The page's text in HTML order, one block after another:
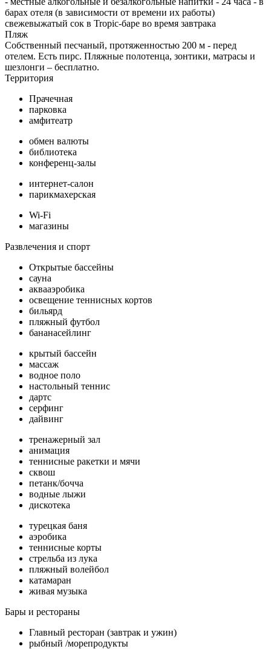
барах отеля (в зависимости от времени их работы)
свежевыжатый сок в Tropic-баре во время завтрака
Пляж
Собственный песчаный, протяженностью 200 м - перед
отелем. Есть пирс. Пляжные полотенца, зонтики, матрасы и
шезлонги – бесплатно.
Территория
Прачечная
парковка
амфитеатр
обмен валюты
библиотека
конференц-залы
интернет-салон
парикмахерская
Wi-Fi
магазины
Развлечения и спорт
Открытые бассейны
сауна
аквааэробика
освещение теннисных кортов
бильярд
пляжный футбол
бананасейлинг
крытый бассейн
массаж
водное поло
настольный теннис
дартс
серфинг
дайвинг
тренажерный зал
анимация
теннисные ракетки и мячи
сквош
петанк/бочча
водные лыжи
дискотека
турецкая баня
аэробика
теннисные корты
стрельба из лука
пляжный волейбол
катамаран
живая музыка
Бары и рестораны
Главный ресторан (завтрак и ужин)
рыбный /морепродукты